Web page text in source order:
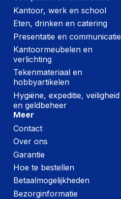
Kantoor, werk en school
Eten, drinken en catering
Presentatie en communicatie
Kantoormeubelen en
verlichting
Tekenmateriaal en
hobbyartikelen
Hygiëne, expeditie, veiligheid
en geldbeheer
Meer
Contact
Over ons
Garantie
Hoe te bestellen
Betaalmogelijkheden
Bezorginformatie